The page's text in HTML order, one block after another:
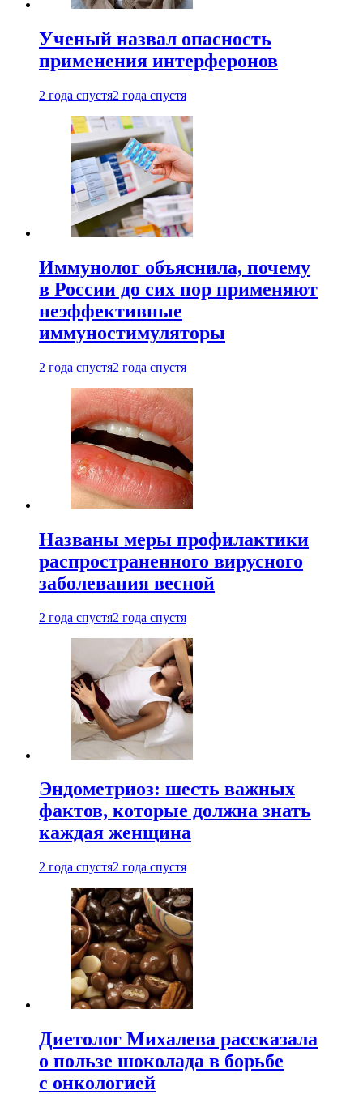
Ученый назвал опасность
применения интерферонов
2 года спустя2 года спустя
Иммунолог объяснила, почему
в России до сих пор применяют
неэффективные
иммуностимуляторы
2 года спустя2 года спустя
Названы меры профилактики
распространенного вирусного
заболевания весной
2 года спустя2 года спустя
Эндометриоз: шесть важных
фактов, которые должна знать
каждая женщина
2 года спустя2 года спустя
Диетолог Михалева рассказала
о пользе шоколада в борьбе
с онкологией